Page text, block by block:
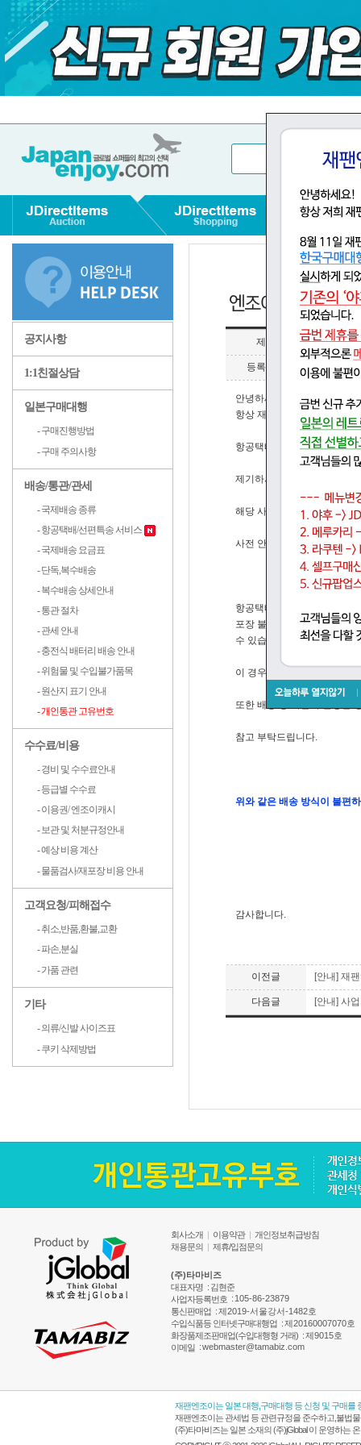
공지사항
1:1친절상담
일본구매대행
- 구매진행방법
- 구매 주의사항
배송/통관/관세
- 국제배송 종류
- 항공택배/선편특송 서비스
- 국제배송 요금표
- 단독,복수배송
- 복수배송 상세안내
- 통관 절차
- 관세 안내
- 충전식 배터리 배송 안내
- 위험물 및 수입불가품목
- 원산지 표기 안내
- 개인통관 고유번호
수수료/비용
- 경비 및 수수료안내
- 등급별 수수료
- 이용권/ 엔조이캐시
- 보관 및 처분규정안내
- 예상 비용 계산
- 물품검사/재포장 비용 안내
고객요청/피해접수
- 취소,반품,환불,교환
- 파손,분실
- 가품 관련
기타
- 의류/신발 사이즈표
- 쿠키 삭제방법
제목 [중요] 항
등록일자 2026-05-
안녕하세요.
항상 재팬엔조이를 이용해주
항공택배 및 선편특송 이용
제기하시는 경우가 있어 안
해당 사항은 고객센터 이용
사전 안내되고 있는 내용입니
항공택배·선편특송 화물은
포장 불량 또는 기타 사유로
수 있습니다.
이 경우 발생하는 착불 비용
또한 배송 중 파손이 발생할
참고 부탁드립니다.
위와 같은 배송 방식이 불편
감사합니다.
이전글 [안내] 재
다음글 [안내] 사
회사소개 | 이용약관 | 개인정보취급방침
채용문의 | 제휴/입점문의
(주)타마비즈
대표자명 : 김현준
사업자등록번호 : 105-86-23879
통신판매업 :제2019-서울강서-1482호
수입식품등 인터넷구매대행업 :제20160007070호
화장품제조판매업(수입대행형 거래) :제9015호
이메일 :webmaster@tamabiz.com
재팬엔조이는 일본 대행,구매대행 등 신청 및 구매
재팬엔조이는 관세법 등 관련규정을 준수하고,불법
(주)타마비즈는 일본 소재의 (주)jGlobal 이 운영하는